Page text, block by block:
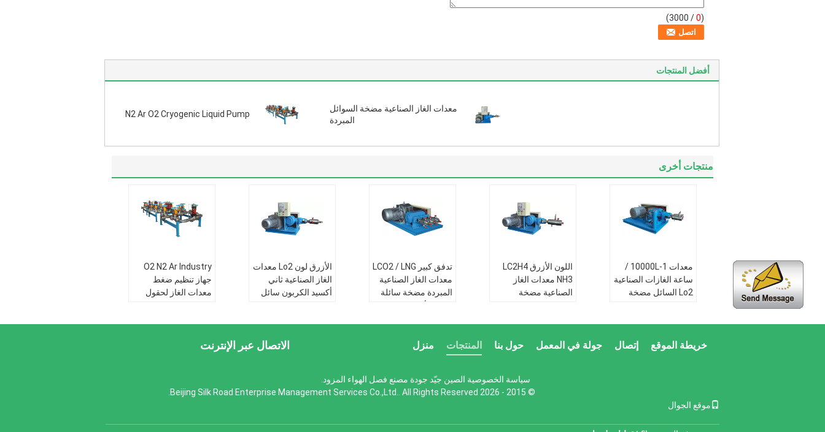
(
0
/ 3000)
أفضل المنتجات
N2 Ar O2 Cryogenic Liquid Pump
معدات الغاز الصناعية مضخة السوائل
المبردة
منتجات أخرى
O2 N2 Ar Industry
جهاز تنظيم ضغط
معدات الغاز لحقول
المتقدمة
الأزرق لون Lo2 معدات
الغاز الصناعية ثاني
أكسيد الكربون سائل
حقل نفط
ميزة:
المتقدمة
تدفق كبير LCO2 / LNG
معدات الغاز الصناعية
المبردة مضخة سائلة
الصناعة العسكرية
الميدانية الفضاء
المتقدمة
اساسي:ISO9001 :
اللون الأزرق LC2H4
NH3 معدات الغاز
الصناعية مضخة
الميدانية الفضاء
التكنولوجيا
معدات 1-10000L /
ساعة الغازات الصناعية
Lo2 السائل مضخة
الصناعة العسكرية
2008
الاتصال عبر الإنترنت خريطة الموقع إتصال جولة في المعمل حول بنا المنتجات منزل
سياسة الخصوصية الصين جيّد جودة مصنع فصل الهواء المزود.
© 2015 - 2026 Beijing Silk Road Enterprise Management Services Co.,Ltd.. All Rights Reserved.
موقع الجوال